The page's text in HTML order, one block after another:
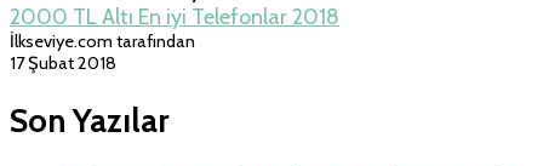
2000 TL Altı En iyi Telefonlar 2018
İlkseviye.com tarafından
17 Şubat 2018
Son Yazılar